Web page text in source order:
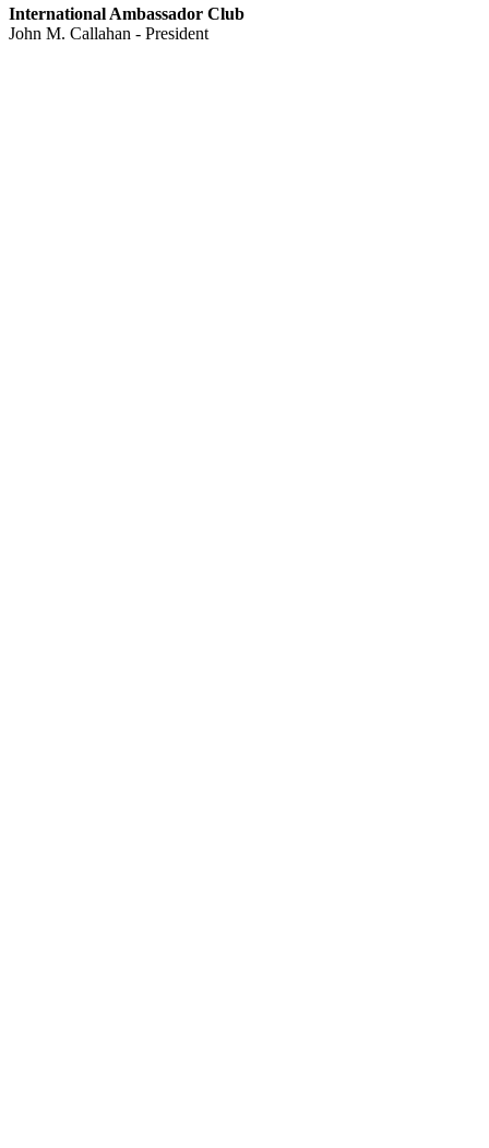
International Ambassador Club
John M. Callahan - President